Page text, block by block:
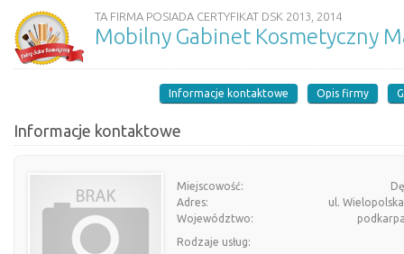
TA FIRMA POSIADA CERTYFIKAT DSK 2013, 2014
Mobilny Gabinet Kosmetyczny
Informacje kontaktowe Opis firmy
Informacje kontaktowe
Miejscowość:
Adres:
ul.
Województwo:
Rodzaje usług: